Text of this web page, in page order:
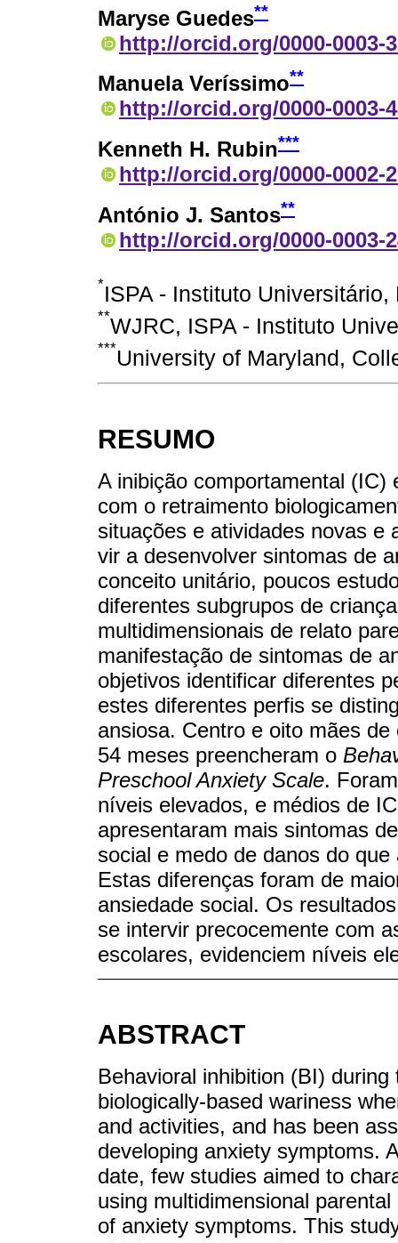
Maryse Guedes**
http://orcid.org/0000-0003-
Manuela Veríssimo**
http://orcid.org/0000-0003-
Kenneth H. Rubin***
http://orcid.org/0000-0002-
António J. Santos**
http://orcid.org/0000-0003-
*ISPA - Instituto
**WJRC, ISPA - Instituto
***University of Maryland,
RESUMO
A inibição comportamental (IC)
com o retraimento
situações e atividades novas e
vir a desenvolver sintomas de
conceito unitário, poucos
diferentes subgrupos de
multidimensionais de relato
manifestação de sintomas de
objetivos identificar diferentes
estes diferentes perfis se
ansiosa. Centro e oito mães
54 meses preencheram o
Preschool Anxiety Scale.
níveis elevados, e médios de
apresentaram mais sintomas
social e medo de danos do
Estas diferenças foram de
ansiedade social. Os
se intervir precocemente com
escolares, evidenciem níveis
ABSTRACT
Behavioral inhibition (BI)
biologically-based wariness
and activities, and has been
developing anxiety symptoms.
date, few studies aimed to
using multidimensional
of anxiety symptoms. This